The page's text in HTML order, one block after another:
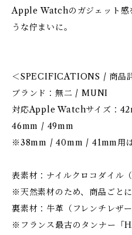
Apple Watchのガジェット感
うな佇まいに。
＜SPECIFICATIONS / 商品
ブランド：無二 / MUNI
対応Apple Watchサイズ：
46mm / 49mm
※38mm / 40mm / 41mm用は
表素材：ナイルクロコダイル
※天然素材のため、商品ごと
裏素材：牛革（フレンチレザ
※フランス最古のタンナー「